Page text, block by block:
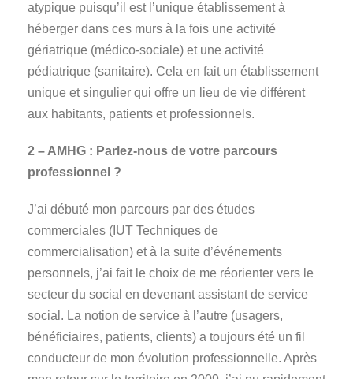
atypique puisqu’il est l’unique établissement à
héberger dans ces murs à la fois une activité
gériatrique (médico-sociale) et une activité
pédiatrique (sanitaire). Cela en fait un établissement
unique et singulier qui offre un lieu de vie différent
aux habitants, patients et professionnels.
2 – AMHG : Parlez-nous de votre parcours
professionnel ?
J’ai débuté mon parcours par des études
commerciales (IUT Techniques de
commercialisation) et à la suite d’événements
personnels, j’ai fait le choix de me réorienter vers le
secteur du social en devenant assistant de service
social. La notion de service à l’autre (usagers,
bénéficiaires, patients, clients) a toujours été un fil
conducteur de mon évolution professionnelle. Après